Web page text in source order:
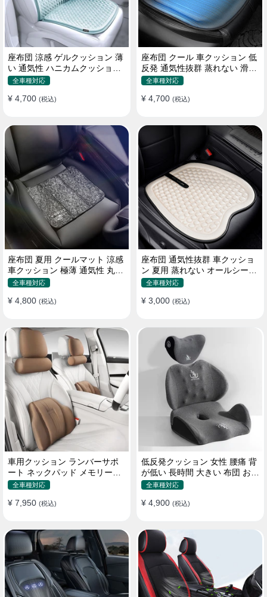
座布団 涼感 ゲルクッション 薄
い 通気性 ハニカムクッション
四季通用 おすすめ
全車種対応
¥ 4,700 (税込)
座布団 クール 車クッション 低
反発 通気性抜群 蒸れない 滑り
止め おすすめ
全車種対応
¥ 4,700 (税込)
座布団 夏用 クールマット 涼感
車クッション 極薄 通気性 丸洗
いOK すずしい
全車種対応
¥ 4,800 (税込)
座布団 通気性抜群 車クッショ
ン 夏用 蒸れない オールシーズ
ン おしゃれ
全車種対応
¥ 3,000 (税込)
車用クッション ランバーサポ
ート ネックパッド メモリーフ
ォーム 疲労回復
全車種対応
¥ 7,950 (税込)
低反発クッション 女性 腰痛 背
が低い 長時間 大きい 布団 おし
ゃれ 運転 疲労回復
全車種対応
¥ 4,900 (税込)